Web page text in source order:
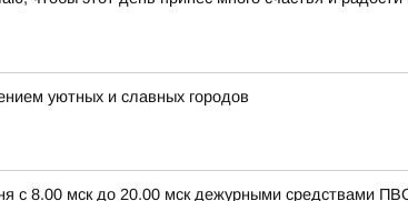
уютных и славных городов
с 8.00 мск до 20.00 мск дежурными средствами